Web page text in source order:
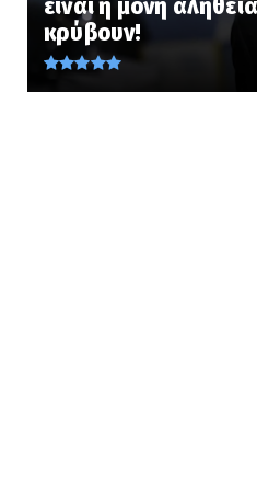
Τι φαγητά έτρωγαν οι
χώρου
κρύβουν!